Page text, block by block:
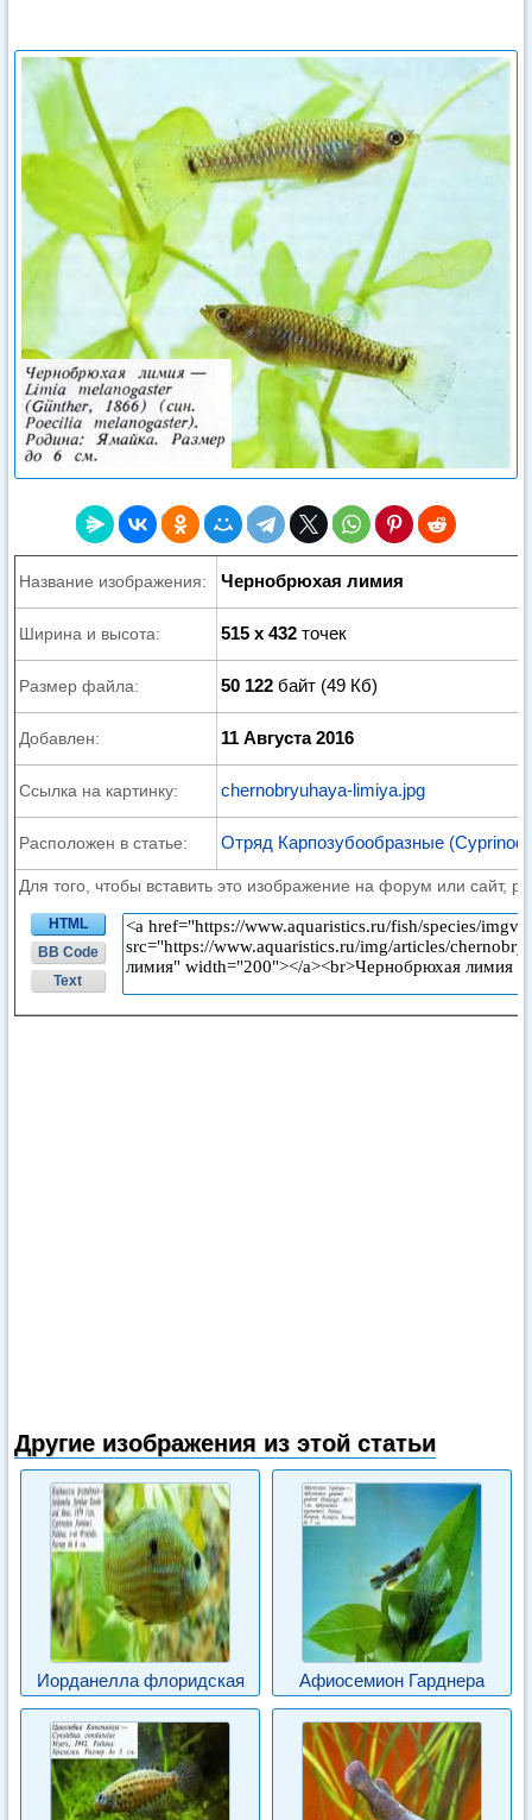
Название изображения: Чернобрюхая лимия
Ширина и высота: 515 x 432 точек
Размер файла: 50 122 байт (49 Кб)
Добавлен: 11 Августа 2016
Ссылка на картинку: chernobryuhaya-limiya.jpg
Расположен в статье: Отряд Карпозубообразные
Для того, чтобы вставить это изображение на форум или сайт,
HTML
BB Code
Text
Другие изображения из этой статьи
Иорданелла флоридская Афиосемион Гарднера